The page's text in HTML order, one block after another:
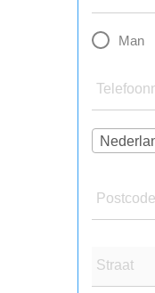
Man
Postcode
Straat